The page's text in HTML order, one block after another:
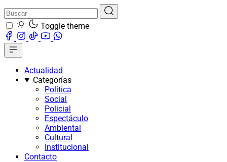
Toggle theme
Actualidad
Categorías
Política
Social
Policial
Espectáculo
Ambiental
Cultural
Institucional
Contacto